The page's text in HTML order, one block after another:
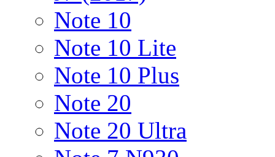
Note 10
Note 10 Lite
Note 10 Plus
Note 20
Note 20 Ultra